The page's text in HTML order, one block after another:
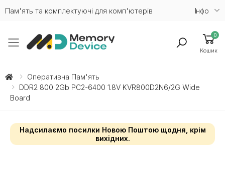
Пам'ять та комплектуючі для комп'ютерів Iнфо
Toggle mobile menu
0
Кошик
Оперативна Пам'ять
DDR2 800 2Gb PC2-6400 1.8V KVR800D2N6/2G Wide
Board
Надсилаємо посилки Новою Поштою щодня, крім
вихідних.